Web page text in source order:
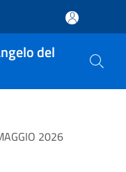
del
2026